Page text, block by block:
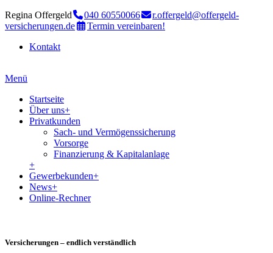
Regina Offergeld 040 60550066
r.offergeld@offergeld-
versicherungen.de
Termin vereinbaren!
Kontakt
Menü
Startseite
Über uns+
Privatkunden
Sach- und Vermögenssicherung
Vorsorge
Finanzierung & Kapitalanlage
+
Gewerbekunden+
News+
Online-Rechner
Versicherungen – endlich verständlich